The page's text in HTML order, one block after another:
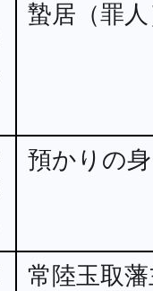
蟄居（罪
預かりの身
常陸玉取